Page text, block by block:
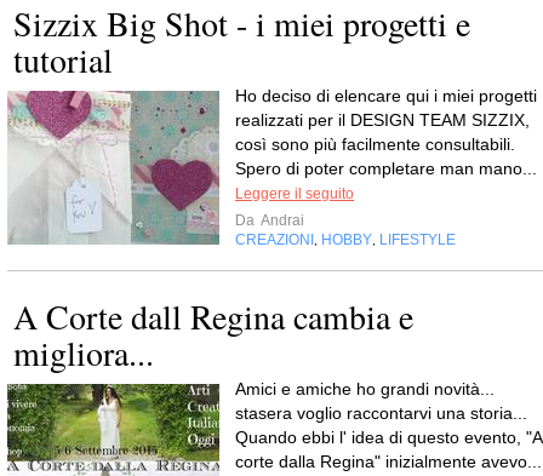
Sizzix Big Shot - i miei progetti e
tutorial
Ho deciso di elencare qui i miei progetti
realizzati per il DESIGN TEAM SIZZIX,
così sono più facilmente consultabili.
Spero di poter completare man mano...
Leggere il seguito
Da Andrai
CREAZIONI
HOBBY LIFESTYLE
A Corte dall Regina cambia e
migliora...
Amici e amiche ho grandi novità...
stasera voglio raccontarvi una storia...
Quando ebbi l' idea di questo evento, "A
corte dalla Regina" inizialmente avevo...